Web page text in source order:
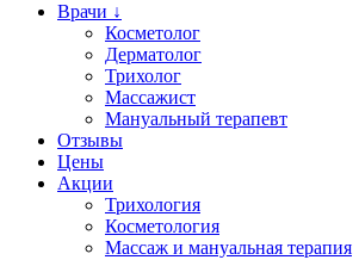
Врачи ↓
Косметолог
Дерматолог
Трихолог
Массажист
Мануальный терапевт
Отзывы
Цены
Акции
Трихология
Косметология
Массаж и мануальная терапия